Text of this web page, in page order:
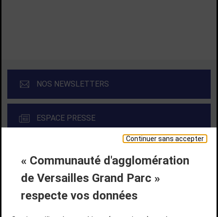
Continuer sans accepter
« Communauté d'agglomération
de Versailles Grand Parc »
respecte vos données
NOS NEWSLETTERS
ESPACE PRESSE
Liens bas de page
CONTACT MENTIONS LÉGALES
PLAN DE SITE
ACCESSIBILITÉ NUMÉRIQUE
GESTION DES COOKIES
Suivez-nous
SUIVEZ-NOUS SUR